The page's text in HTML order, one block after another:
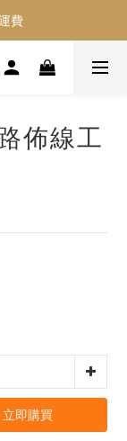
贈費
贈
佈線工
立即購買